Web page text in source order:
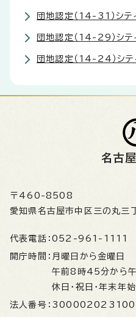
団地認定（14-31）シテ
団地認定（14-29）シテ
団地認定（14-24）シテ
名古
〒460-8508
愛知県名古屋市中区三の丸三
代表電話： 052-961-1111
開庁時間： 月曜日から金曜日
午前8時45分から
休日・祝日・年末年
法人番号：